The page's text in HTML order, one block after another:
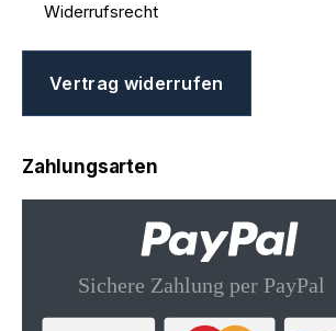
Widerrufsrecht
Vertrag widerrufen
Zahlungsarten